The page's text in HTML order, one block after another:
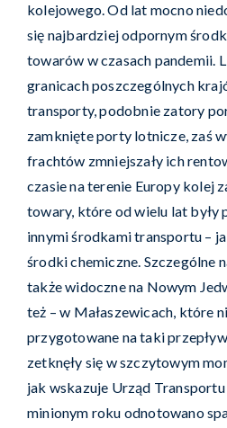
kolejowego. Od lat mocno
się najbardziej odpornym
towarów w czasach pandemii.
granicach poszczególnych
transporty, podobnie zatory
zamknięte porty lotnicze, zaś
frachtów zmniejszały ich
czasie na terenie Europy kolej
towary, które od wielu lat były
innymi środkami transportu –
środki chemiczne. Szczególne
także widoczne na Nowym
też – w Małaszewicach, które
przygotowane na taki
zetknęły się w szczytowym
jak wskazuje Urząd
minionym roku odnotowano